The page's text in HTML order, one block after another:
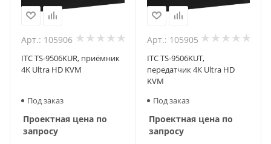
Арт.: 105906
ITC TS-9506KUR, приёмник
4K Ultra HD KVM
Под заказ
Проектная цена по
запросу
Арт.: 105905
ITC TS-9506KUT,
передатчик 4K Ultra HD
KVM
Под заказ
Проектная цена по
запросу